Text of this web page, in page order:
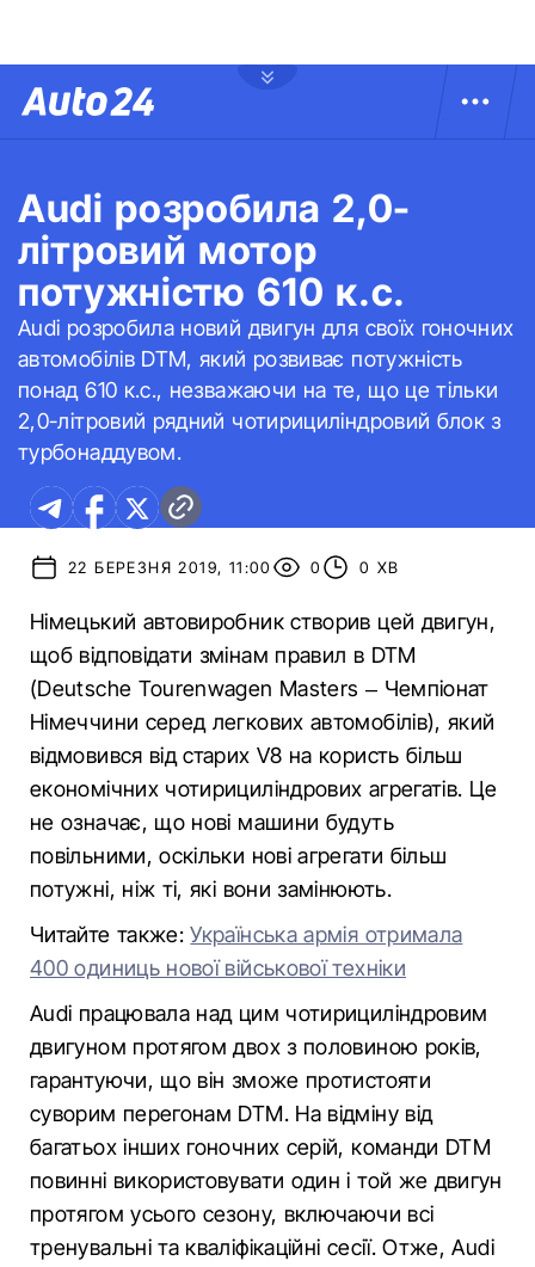
Audi розробила 2,0-
літровий мотор
потужністю 610 к.с.
Audi розробила новий двигун для своїх гоночних
автомобілів DTM, який розвиває потужність
понад 610 к.с., незважаючи на те, що це тільки
2,0-літровий рядний чотирициліндровий блок з
турбонаддувом.
22 БЕРЕЗНЯ 2019, 11:00 0 0 ХВ
Німецький автовиробник створив цей двигун,
щоб відповідати змінам правил в DTM
(Deutsche Tourenwagen Masters – Чемпіонат
Німеччини серед легкових автомобілів), який
відмовився від старих V8 на користь більш
економічних чотирициліндрових агрегатів. Це
не означає, що нові машини будуть
повільними, оскільки нові агрегати більш
потужні, ніж ті, які вони замінюють.
Читайте также:Українська армія отримала
400 одиниць нової військової техніки
Audi працювала над цим чотирициліндровим
двигуном протягом двох з половиною років,
гарантуючи, що він зможе протистояти
суворим перегонам DTM. На відміну від
багатьох інших гоночних серій, команди DTM
повинні використовувати один і той же двигун
протягом усього сезону, включаючи всі
тренувальні та кваліфікаційні сесії. Отже, Audi